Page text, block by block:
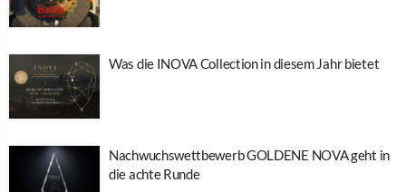
Was die INOVA Collection in diesem Jahr bietet
Nachwuchswettbewerb GOLDENE NOVA geht in
die achte Runde